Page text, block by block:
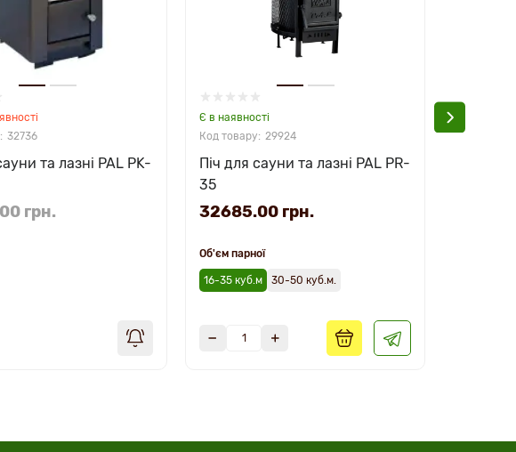
32736
та лазні PAL PK-
грн.
Є в наявності
29924
Піч для сауни та лазні PAL PR-
35
32685.00 грн.
Об'єм парної
16-35 куб.м 30-50 куб.м.